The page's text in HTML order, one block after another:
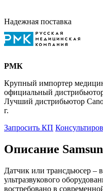
Надежная поставка
РМК
Крупный импортер
официальный
Лучший дистрибьютор
г.
Запросить КП
Описание
Датчик или трансдьюсер –
ультразвукового
востребовано в